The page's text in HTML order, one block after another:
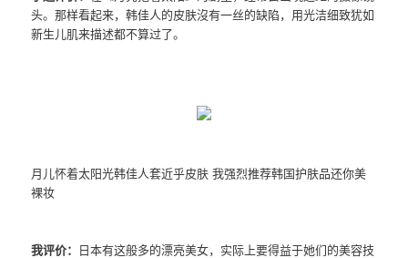
头。那样看起来，韩佳人的皮肤沒有一丝的缺陷，用光洁细致犹如
新生儿肌来描述都不算过了。
月儿怀着太阳光韩佳人套近乎皮肤 我强烈推荐韩国护肤品还你美
裸妆
我评价： 日本有这般多的漂亮美女，实际上要得益于她们的美容技